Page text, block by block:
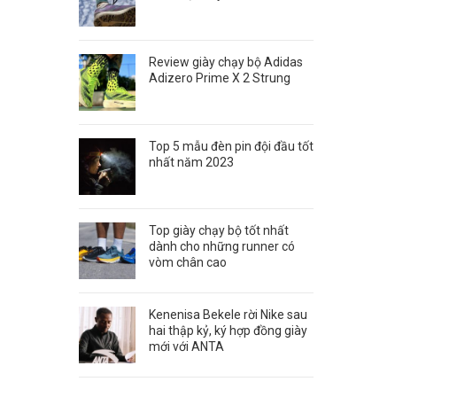
Review giày chạy bộ Adidas
Adizero Prime X 2 Strung
Top 5 mẫu đèn pin đội đầu tốt
nhất năm 2023
Top giày chạy bộ tốt nhất
dành cho những runner có
vòm chân cao
Kenenisa Bekele rời Nike sau
hai thập kỷ, ký hợp đồng giày
mới với ANTA